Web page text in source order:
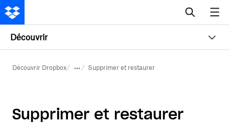
Découvrir
Découvrir Dropbox Supprimer et restaurer
Supprimer et restaurer